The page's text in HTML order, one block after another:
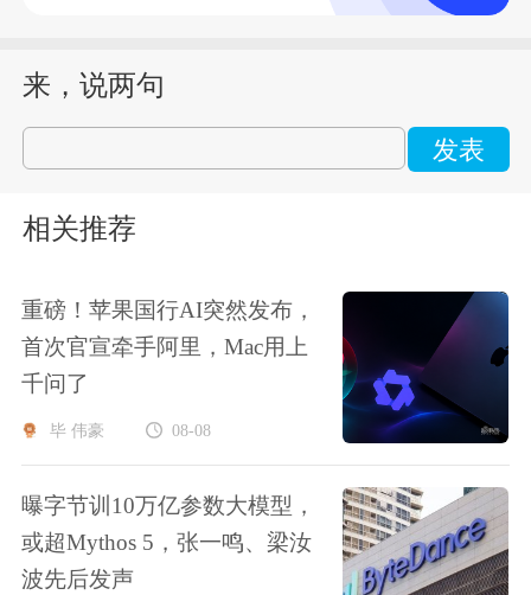
来，说两句
发表
相关推荐
重磅！苹果国行AI突然发布，
首次官宣牵手阿里，Mac用上
千问了
毕 伟豪 08-08
曝字节训10万亿参数大模型，
或超Mythos 5，张一鸣、梁汝
波先后发声